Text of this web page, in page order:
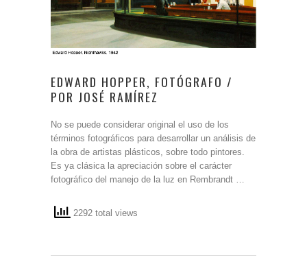
EDWARD HOPPER, FOTÓGRAFO /
POR JOSÉ RAMÍREZ
No se puede considerar original el uso de los
términos fotográficos para desarrollar un análisis de
la obra de artistas plásticos, sobre todo pintores.
Es ya clásica la apreciación sobre el carácter
fotográfico del manejo de la luz en Rembrandt …
2292 total views